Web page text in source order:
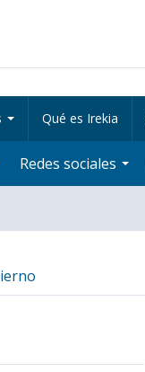
Qué es Irekia
Redes sociales